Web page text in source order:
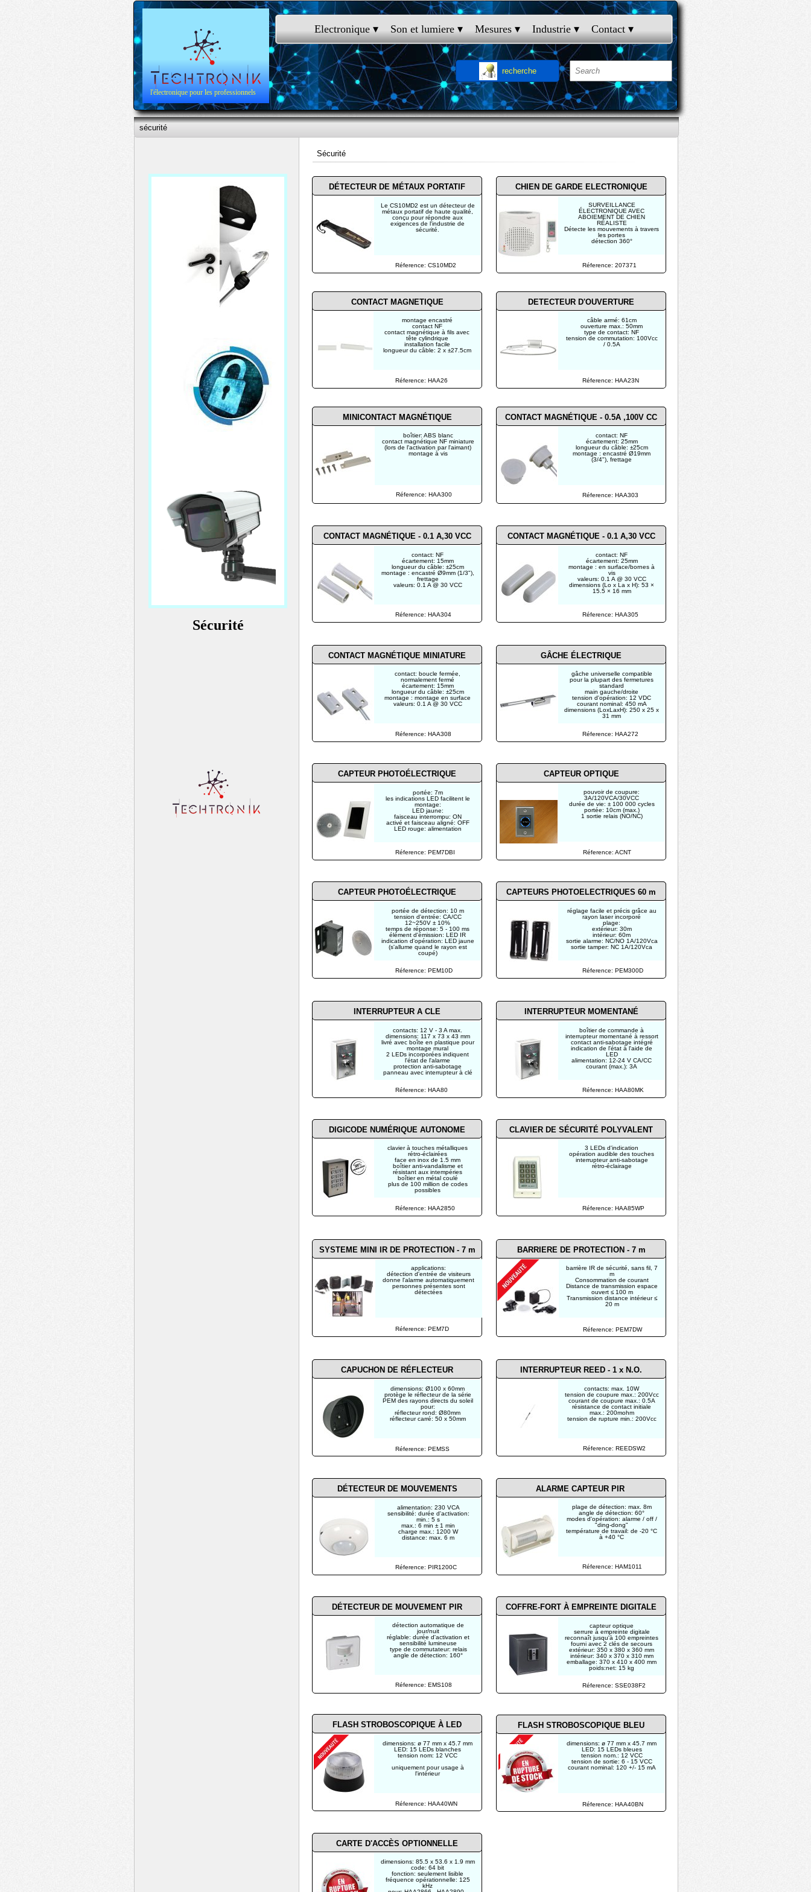
Electronique ▾ Son et lumiere ▾ Mesures ▾ Industrie ▾ Contact ▾
recherche
l'électronique pour les professionnels
Sécurité
sécurité
Réference: HAA300
boîtier: ABS blanc
contact magnétique NF miniature
(lors de l'activation par l'aimant)
montage à vis
MINICONTACT MAGNÉTIQUE
câble armé: 61cm
ouverture max.: 50mm
type de contact: NF
tension de commutation: 100Vcc
/ 0.5A
Réference: HAA23N
DETECTEUR D'OUVERTURE
Réference: HAA303
CONTACT MAGNÉTIQUE - 0.5A ,100V CC
contact: NF
écartement: 25mm
longueur du câble: ±25cm
montage : encastré Ø19mm
(3/4"), frettage
montage encastré
contact NF
contact magnétique à fils avec
tête cylindrique
installation facile
longueur du câble: 2 x ±27.5cm
Le CS10MD2 est un détecteur de
métaux portatif de haute qualité,
conçu pour répondre aux
exigences de l'industrie de
sécurité.
Réference: HAA26
CONTACT MAGNETIQUE
DÉTECTEUR DE MÉTAUX PORTATIF
Réference: 207371
CHIEN DE GARDE ELECTRONIQUE
SURVEILLANCE
ÉLECTRONIQUE AVEC
ABOIEMENT DE CHIEN
RÉALISTE
Détecte les mouvements à travers
les portes
détection 360°
Sécurité
Réference: HAA305
Réference: HAA304
Réference: HAA308 Réference: HAA272
Réference: PEM7DBI
contact: NF
écartement: 25mm
montage : en surface/bornes à
vis
valeurs: 0.1 A @ 30 VCC
dimensions (Lo x La x H): 53 ×
15.5 × 16 mm
contact: NF
écartement: 15mm
longueur du câble: ±25cm
montage : encastré Ø9mm (1/3"),
frettage
valeurs: 0.1 A @ 30 VCC
portée: 7m
les indications LED facilitent le
montage:
LED jaune:
faisceau interrompu: ON
activé et faisceau aligné: OFF
LED rouge: alimentation
contact: boucle fermée,
normalement fermé
écartement: 15mm
longueur du câble: ±25cm
montage : montage en surface
valeurs: 0.1 A @ 30 VCC
gâche universelle compatible
pour la plupart des fermetures
standard
main gauche/droite
tension d'opération: 12 VDC
courant nominal: 450 mA
dimensions (LoxLaxH): 250 x 25 x
31 mm
CONTACT MAGNÉTIQUE - 0.1 A,30 VCC CONTACT MAGNÉTIQUE - 0.1 A,30 VCC
GÂCHE ÉLECTRIQUE
CONTACT MAGNÉTIQUE MINIATURE
CAPTEUR PHOTOÉLECTRIQUE
pouvoir de coupure:
3A/120VCA/30VCC
durée de vie: ± 100 000 cycles
portée: 10cm (max.)
1 sortie relais (NO/NC)
réglage facile et précis grâce au
rayon laser incorporé
plage:
extérieur: 30m
intérieur: 60m
sortie alarme: NC/NO 1A/120Vca
sortie tamper: NC 1A/120Vca
boîtier de commande à
interrupteur momentané à ressort
contact anti-sabotage intégré
indication de l'état à l'aide de
LED
alimentation: 12-24 V CA/CC
courant (max.): 3A
portée de détection: 10 m
tension d'entrée: CA/CC
12~250V ± 10%
temps de réponse: 5 - 100 ms
élément d'émission: LED IR
indication d'opération: LED jaune
(s'allume quand le rayon est
coupé)
contacts: 12 V - 3 A max.
dimensions: 117 x 73 x 43 mm
livré avec boîte en plastique pour
montage mural
2 LEDs incorporées indiquent
l'état de l'alarme
protection anti-sabotage
panneau avec interrupteur à clé
3 LEDs d'indication
opération audible des touches
interrupteur anti-sabotage
rétro-éclairage
dimensions: Ø100 x 60mm
protège le réflecteur de la série
PEM des rayons directs du soleil
pour:
réflecteur rond: Ø80mm
réflecteur carré: 50 x 50mm
clavier à touches métalliques
rétro-éclairées
face en inox de 1.5 mm
boîtier anti-vandalisme et
résistant aux intempéries
boîtier en métal coulé
plus de 100 million de codes
possibles
applications:
détection d'entrée de visiteurs
donne l'alarme automatiquement
personnes présentes sont
détectées
contacts: max. 10W
tension de coupure max.: 200Vcc
courant de coupure max.: 0.5A
résistance de contact initiale
max.: 200mohm
tension de rupture min.: 200Vcc
dimensions: 85.5 x 53.6 x 1.9 mm
code: 64 bit
fonction: seulement lisible
fréquence opérationnelle: 125
kHz
Réference: ACNT
Réference: PEM300D
Réference: HAA80MK
Réference: HAA85WP
Réference: HAA80
Réference: PEM10D
Réference: HAA2850
Réference: PEM7D
Réference: PEMSS Réference: REEDSW2
CAPTEUR PHOTOÉLECTRIQUE
INTERRUPTEUR A CLE
CAPTEUR OPTIQUE
CAPTEURS PHOTOELECTRIQUES 60 m
INTERRUPTEUR MOMENTANÉ
CARTE D'ACCÈS OPTIONNELLE
SYSTEME MINI IR DE PROTECTION - 7 m
CAPUCHON DE RÉFLECTEUR
CLAVIER DE SÉCURITÉ POLYVALENT
DIGICODE NUMÉRIQUE AUTONOME
INTERRUPTEUR REED - 1 x N.O.
ALARME CAPTEUR PIR
DÉTECTEUR DE MOUVEMENTS
DÉTECTEUR DE MOUVEMENT PIR
Réference: PIR1200C Réference: HAM1011
Réference: EMS108
alimentation: 230 VCA
sensibilité: durée d'activation:
min.: 5 s
max.: 6 min ± 1 min
charge max.: 1200 W
distance: max. 6 m
plage de détection: max. 8m
angle de détection: 60°
modes d'opération: alarme / off /
"ding-dong"
température de travail: de -20 °C
à +40 °C
détection automatique de
jour/nuit
réglable: durée d'activation et
sensibilité lumineuse
type de commutateur: relais
angle de détection: 160°
Réference: CS10MD2
COFFRE-FORT À EMPREINTE DIGITALE
capteur optique
serrure à empreinte digitale
reconnaît jusqu'à 100 empreintes
fourni avec 2 clés de secours
extérieur: 350 x 380 x 360 mm
intérieur: 340 x 370 x 310 mm
emballage: 370 x 410 x 400 mm
poids:net: 15 kg
Réference: SSE038F2
header
menu
FLASH STROBOSCOPIQUE À LED
dimensions: ø 77 mm x 45.7 mm
LED: 15 LEDs blanches
tension nom: 12 VCC
uniquement pour usage à
l'intérieur
Réference: HAA40WN
FLASH STROBOSCOPIQUE BLEU
dimensions: ø 77 mm x 45.7 mm
LED: 15 LEDs bleues
tension nom.: 12 VCC
tension de sortie: 6 - 15 VCC
courant nominal: 120 +/- 15 mA
Réference: HAA40BN
Réference: PEM7DW
barrière IR de sécurité, sans fil, 7
m
Consommation de courant
Distance de transmission espace
ouvert ≤ 100 m
Transmission distance intérieur ≤
20 m
BARRIERE DE PROTECTION - 7 m